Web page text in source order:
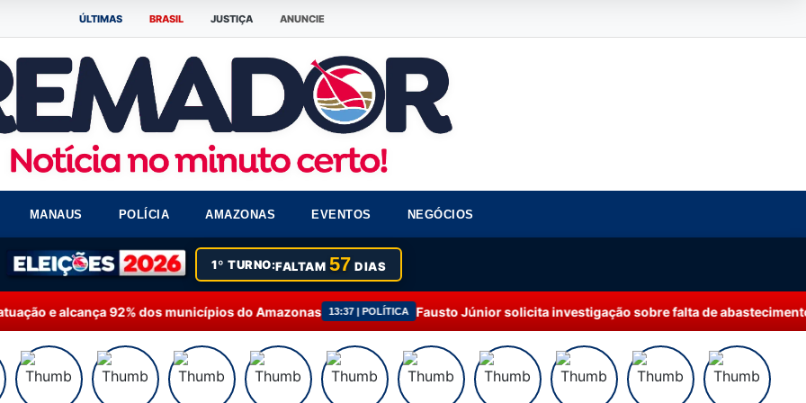
ÚLTIMAS BRASIL JUSTIÇA ANUNCIE
MANAUS POLÍCIA AMAZONAS EVENTOS NEGÓCIOS
1º TURNO:FALTAM 57 DIAS
92% dos municípios do Amazonas 13:37 | POLÍTICA Fausto Júnior solicita investigação sobre falta de abastecimento de água em